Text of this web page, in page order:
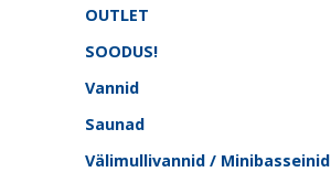
OUTLET
SOODUS!
Vannid
Saunad
Välimullivannid / Minibasseinid